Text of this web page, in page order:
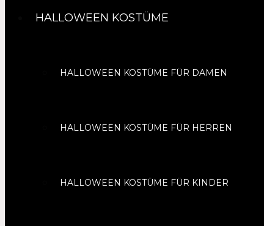
HALLOWEEN KOSTÜME
HALLOWEEN KOSTÜME FÜR DAMEN
HALLOWEEN KOSTÜME FÜR HERREN
HALLOWEEN KOSTÜME FÜR KINDER